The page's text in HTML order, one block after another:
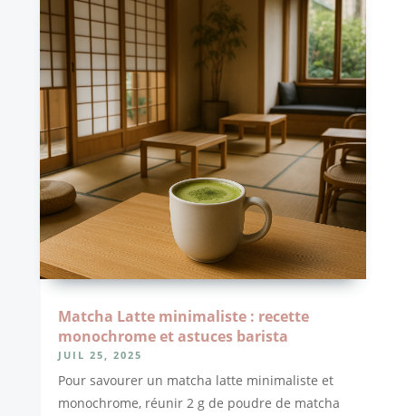
Matcha Latte minimaliste : recette
monochrome et astuces barista
JUIL 25, 2025
Pour savourer un matcha latte minimaliste et
monochrome, réunir 2 g de poudre de matcha